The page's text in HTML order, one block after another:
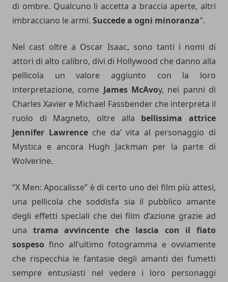
di ombre. Qualcuno li accetta a braccia aperte, altri
imbracciano le armi. Succede a ogni minoranza".
Nel cast oltre a Oscar Isaac, sono tanti i nomi di
attori di alto calibro, divi di Hollywood che danno alla
pellicola un valore aggiunto con la loro
interpretazione, come James McAvoy, nei panni di
Charles Xavier e Michael Fassbender che interpreta il
ruolo di Magneto, oltre alla bellissima attrice
Jennifer Lawrenceche da’ vita al personaggio di
Mystica e ancora Hugh Jackman per la parte di
Wolverine.
“X Men: Apocalisse” è di certo uno dei film più attesi,
una pellicola che soddisfa sia il pubblico amante
degli effetti speciali che dei film d’azione grazie ad
una trama avvincente che lascia con il fiato
sospeso fino all’ultimo fotogramma e ovviamente
che rispecchia le fantasie degli amanti dei fumetti
sempre entusiasti nel vedere i loro personaggi